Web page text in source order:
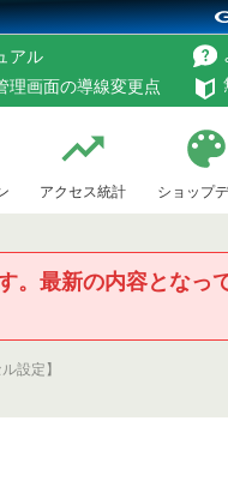
アル
理画面の導線変更点
アクセス統計 ショップ
。最新の内容となっ
設定】